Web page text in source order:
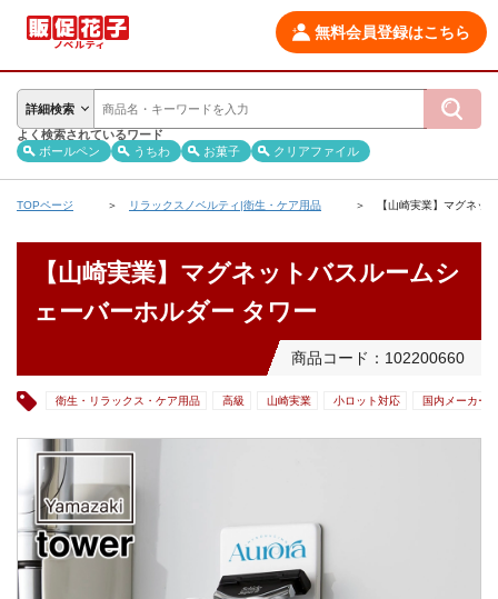
無料会員登録はこちら
詳細検索
よく検索されているワード
ボールペン
うちわ お菓子 クリアファイル
TOPページ リラックスノベルティ|衛生・ケア用品 【山崎実業】マグネッ
【山崎実業】マグネットバスルームシ
ェーバーホルダー タワー
商品コード：102200660
衛生・リラックス・ケア用品 高級 山崎実業 小ロット対応 国内メーカー